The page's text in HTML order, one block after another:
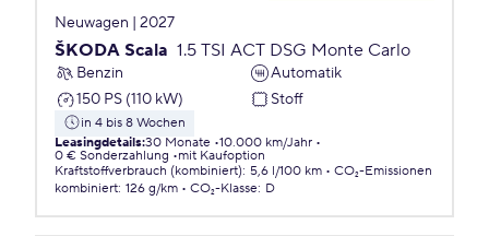
Neuwagen | 2027
ŠKODA Scala 1.5 TSI ACT DSG Monte Carlo
Benzin
Automatik
150 PS (110 kW)
Stoff
in 4 bis 8 Wochen
Leasingdetails:30 Monate 10.000 km/Jahr
0 € Sonderzahlung
mit Kaufoption
Kraftstoffverbrauch (kombiniert): 5,6 l/100 km
CO₂-Emissionen
kombiniert: 126 g/km CO₂-Klasse: D